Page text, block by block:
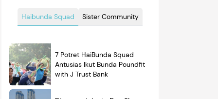
Haibunda Squad Sister Community
7 Potret HaiBunda Squad
Antusias Ikut Bunda Poundfit
with J Trust Bank